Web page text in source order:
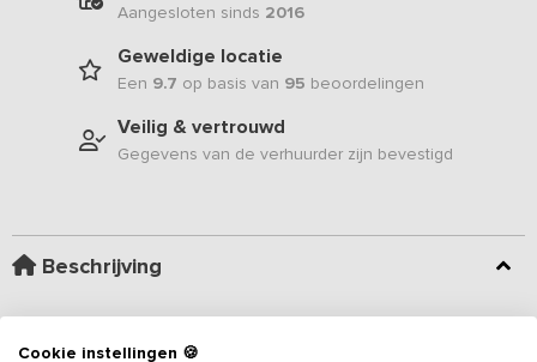
Aangesloten sinds 2016
Geweldige locatie
Een 9.7 op basis van 95 beoordelingen
Veilig & vertrouwd
Gegevens van de verhuurder zijn bevestigd
Beschrijving
voormalige school en voorzien van 7 slaapkamers en 7
Cookie instellingen 🍪